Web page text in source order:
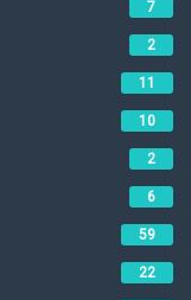
7
2
11
10
2
6
59
22